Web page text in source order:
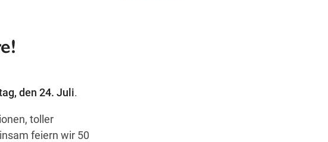
den 24. Juli.
toller
feiern wir 50